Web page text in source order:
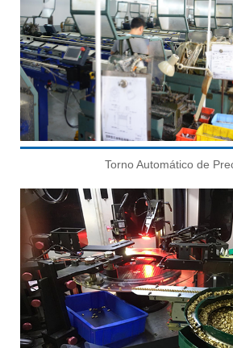
Torno Automático de